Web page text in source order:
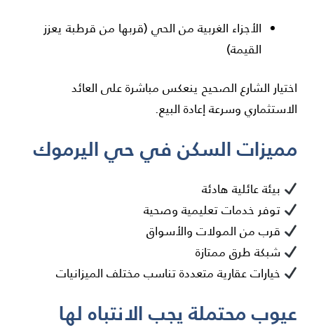
الأجزاء الغربية من الحي (قربها من قرطبة يعزز
القيمة)
اختيار الشارع الصحيح ينعكس مباشرة على العائد
الاستثماري وسرعة إعادة البيع.
مميزات السكن في حي اليرموك
بيئة عائلية هادئة
توفر خدمات تعليمية وصحية
قرب من المولات والأسواق
شبكة طرق ممتازة
خيارات عقارية متعددة تناسب مختلف الميزانيات
عيوب محتملة يجب الانتباه لها